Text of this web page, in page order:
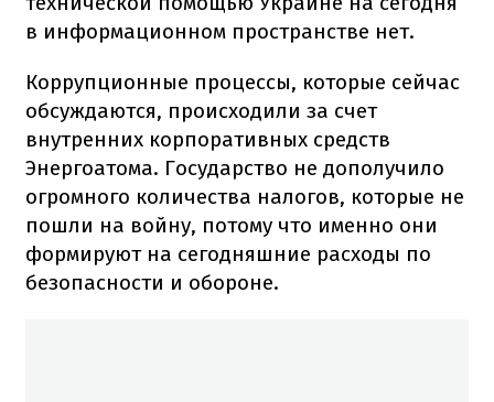
в информационном пространстве нет.
Коррупционные процессы, которые сейчас
обсуждаются, происходили за счет
внутренних корпоративных средств
Энергоатома. Государство не дополучило
огромного количества налогов, которые не
пошли на войну, потому что именно они
формируют на сегодняшние расходы по
безопасности и обороне.